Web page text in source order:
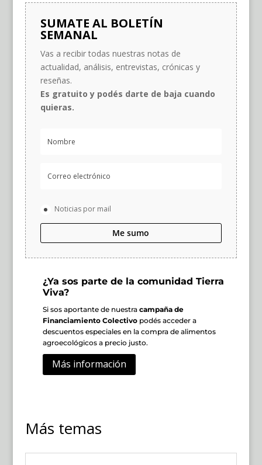
SUMATE AL BOLETÍN
SEMANAL
Vas a recibir todas nuestras notas de
actualidad, análisis, entrevistas, crónicas y
reseñas.
Es gratuito y podés darte de baja cuando
quieras.
Noticias por mail
Me sumo
¿Ya sos parte de la comunidad Tierra
Viva?
Si sos aportante de nuestra campaña de
Financiamiento Colectivopodés acceder a
descuentos especiales en la compra de alimentos
agroecológicos a precio justo.
Más información
Más temas